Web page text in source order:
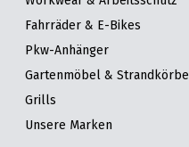
Fahrräder & E-Bikes
Pkw-Anhänger
Gartenmöbel & Strandkörbe
Grills
Unsere Marken